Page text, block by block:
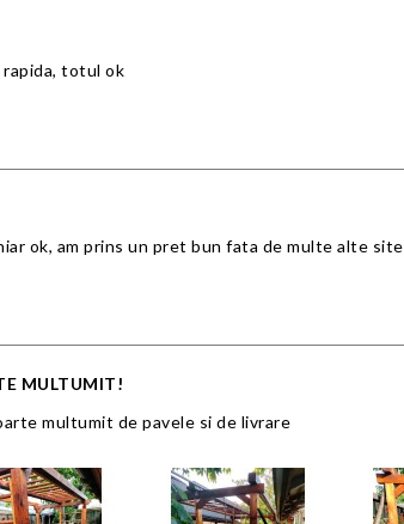
rapida, totul ok
ok, am prins un pret bun fata de multe alte
MULTUMIT!
multumit de pavele si de livrare